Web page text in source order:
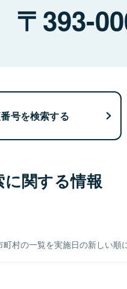
393-
号を検索する
関する情報
村の一覧を実施日の新しい順